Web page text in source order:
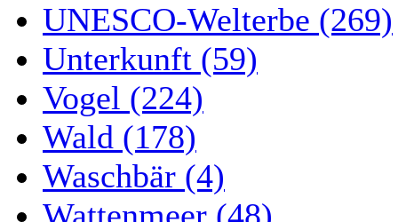
UNESCO-Welterbe (269)
Unterkunft (59)
Vogel (224)
Wald (178)
Waschbär (4)